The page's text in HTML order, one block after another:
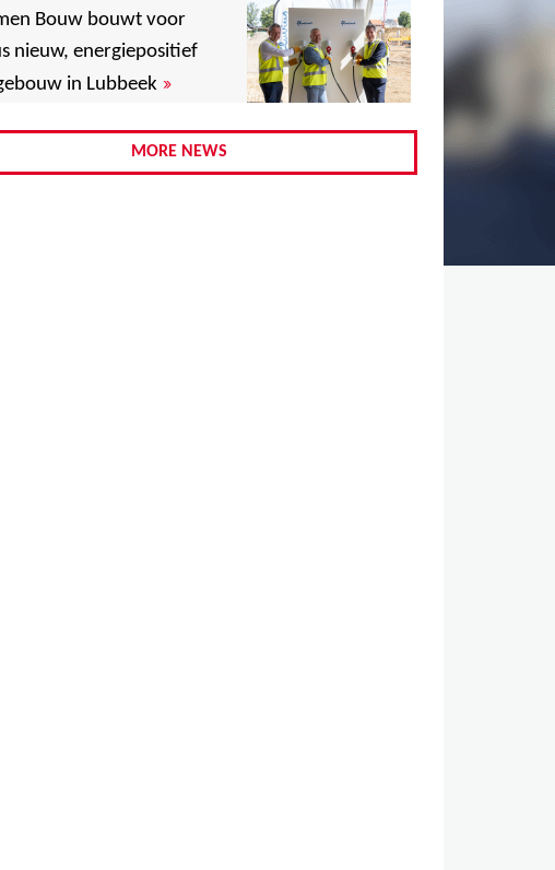
,
,
,
Bouw bouwt voor
nieuw, energiepositief
in Lubbeek »
MORE NEWS